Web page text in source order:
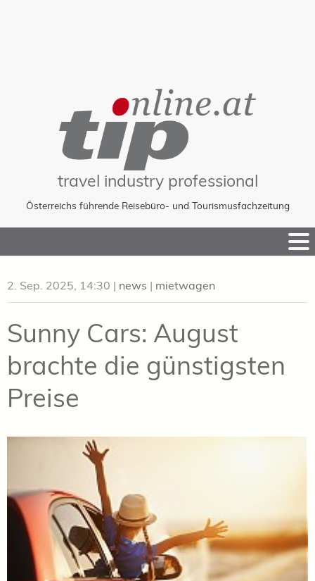
travel industry professional
Österreichs führende Reisebüro- und Tourismusfachzeitung
to
2. Sep. 2025, 14:30 | news | mietwagen
Sunny Cars: August
brachte die günstigsten
Preise